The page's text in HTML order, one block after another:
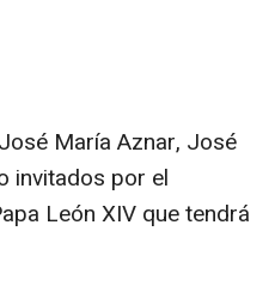
María Aznar, José
invitados por el
León XIV que tendrá